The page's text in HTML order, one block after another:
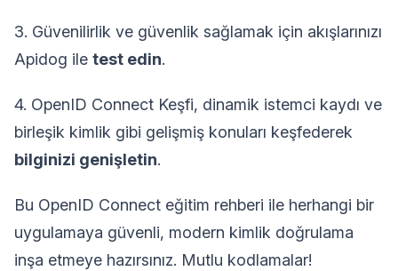
3. Güvenilirlik ve güvenlik sağlamak için akışlarınızı
Apidog ile test edin.
4. OpenID Connect Keşfi, dinamik istemci kaydı ve
birleşik kimlik gibi gelişmiş konuları keşfederek
bilginizi genişletin.
Bu OpenID Connect eğitim rehberi ile herhangi bir
uygulamaya güvenli, modern kimlik doğrulama
inşa etmeye hazırsınız. Mutlu kodlamalar!